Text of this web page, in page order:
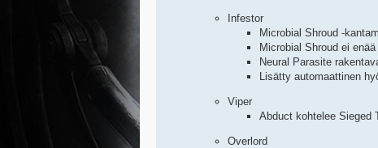
Infestor
Microbial Shroud -
Microbial Shroud ei
Neural Parasite
Lisätty automaattinen
Viper
Abduct kohtelee Sieged
Overlord